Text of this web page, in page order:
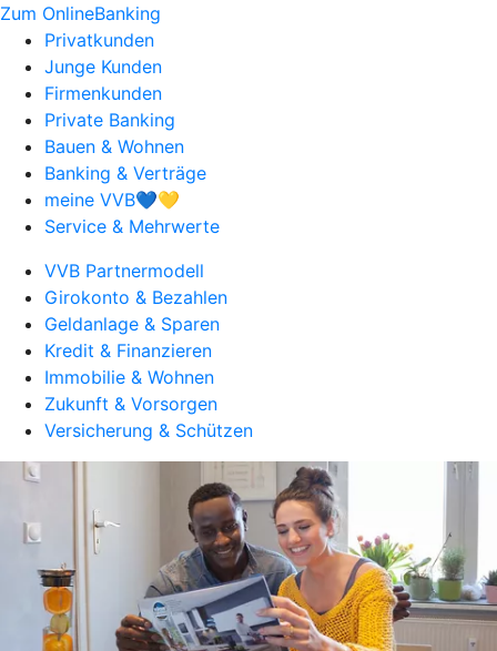
Zum OnlineBanking
Privatkunden
Junge Kunden
Firmenkunden
Private Banking
Bauen & Wohnen
Banking & Verträge
meine VVB💙💛
Service & Mehrwerte
VVB Partnermodell
Girokonto & Bezahlen
Geldanlage & Sparen
Kredit & Finanzieren
Immobilie & Wohnen
Zukunft & Vorsorgen
Versicherung & Schützen